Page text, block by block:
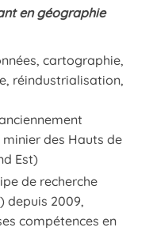
en géographie
cartographie,
réindustrialisation,
des Hauts de
Est)
de recherche
depuis 2009,
compétences en